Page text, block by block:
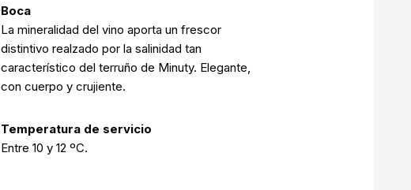
Boca
La mineralidad del vino aporta un frescor
distintivo realzado por la salinidad tan
característico del terruño de Minuty. Elegante,
con cuerpo y crujiente.
Temperatura de servicio
Entre 10 y 12 ºC.